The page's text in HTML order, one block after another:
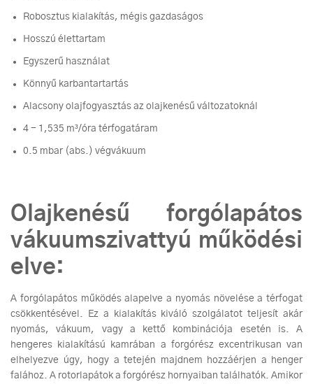
Robosztus kialakítás, mégis gazdaságos
Hosszú élettartam
Egyszerű használat
Könnyű karbantartartás
Alacsony olajfogyasztás az olajkenésű változatoknál
4 - 1,535 m³/óra térfogatáram
0.5 mbar (abs.) végvákuum
Olajkenésű forgólapátos
vákuumszivattyú működési
elve:
A forgólapátos működés alapelve a nyomás növelése a térfogat
csökkentésével. Ez a kialakítás kiváló szolgálatot teljesít akár
nyomás, vákuum, vagy a kettő kombinációja esetén is. A
hengeres kialakítású kamrában a forgórész excentrikusan van
elhelyezve úgy, hogy a tetején majdnem hozzáérjen a henger
falához. A rotorlapátok a forgórész hornyaiban találhatók. Amikor